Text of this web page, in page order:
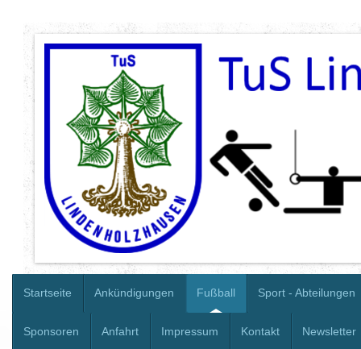
Startseite Ankündigungen Fußball Sport - Abteilungen
Sponsoren Anfahrt Impressum Kontakt Newsletter